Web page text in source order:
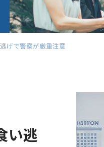
げで警察が厳重注意
い逃